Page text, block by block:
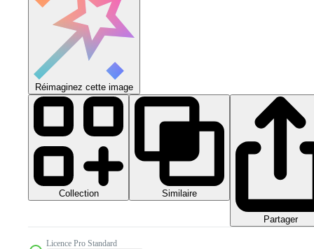
Réimaginez cette image
Collection Similaire
Partager
Licence Pro Standard